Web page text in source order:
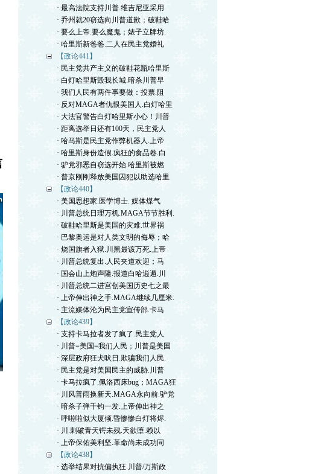
· 最高法院支持川普.维吉尼亚采用
· 乔州就20窃选向川普道歉；破鞋哈
· 要么上帝.要么魔鬼；婊子立牌坊.
· 哈里斯新爸爸.二人在民主党婚礼
【政论441】
· 民主党共产主义的破鞋花瓶哈里斯
· 白灯哈里斯毁我长城.暗杀川普早
· 我们人民有两件事要做：投票.阻
· 反对MAGA者仇恨美国人.白灯哈里
· 大法官警告白灯哈里斯小心！川普
· 距离选举日还有100天，民主党人
· 哈马斯是民主党作弊机器人.上帝
· 哈里斯身份造假.疯狂的食品卷.白
· 驴党邪恶自窃选开始.哈里斯被燃
· 普京刚刚释放美国囚犯以助选哈里
【政论440】
· 美国思想家.医学博士. 媒体煤气
· 川普总统日理万机.MAGA节节胜利.
· 破鞋哈里斯是美国的灾难.世界祸
· 巴黎奥运是对人类文明的侮辱；哈
· 烧国旗者入狱.川黑最该万死.上帝
· 川普总统复出.人民夹道欢迎；马
· 国会山上炮声隆.报道白哈逍遁.川
· 川普总统二进宫创美国历史七之最
· 上帝伸出神之手.MAGA继续几厘米.
· 主流媒体沦为民主党宣传部.卡马
【政论439】
· 支持卡马拉者发了疯了.民主党人
· 川普=美国=我们人民；川普是美国
· 深层政府狂犬吠日.欺骗我们人民.
· 民主党是对美国民主的威胁.川普
· 卡马拉疯了.佩洛西床bug；MAGA狂
· 川风普雨换新天.MAGA永向前.驴党
· 暗杀子弹千钧一发.上帝伸出神之
· 呼啦啦似大厦倾.昏惨惨白灯将烬.
· 川.刺破青天锷未残.天欲堕.赖以
· 上帝保佑美利坚.革命尚未成功同
【政论438】
· 选举结果对抗偏执狂.川普/万斯政